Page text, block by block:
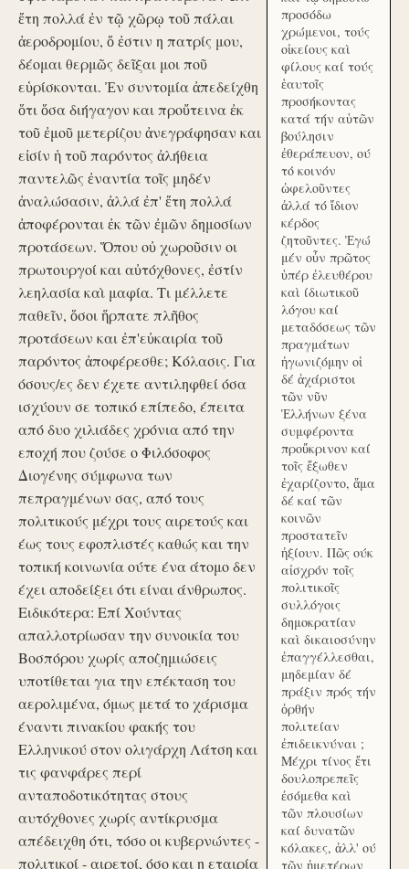
ἔτη πολλά ἐν τῷ χῶρῳ τοῦ πάλαι
ἀεροδρομίου, ὅ ἐστιν η πατρίς μου,
δέομαι θερμῶς δεῖξαι μοι ποῦ
εὑρίσκονται. Ἐν συντομία ἀπεδείχθη
ὅτι ὅσα διήγαγον και προὔτεινα ἐκ
τοῦ ἐμοῦ μετερίζου ἀνεγράφησαν και
εἰσίν ἡ τοῦ παρόντος ἀλήθεια
παντελῶς ἐναντία τοῖς μηδέν
ἀναλώσασιν, ἀλλά ἐπ' ἔτη πολλά
ἀποφέρονται ἐκ τῶν ἐμῶν δημοσίων
προτάσεων. Ὅπου οὐ χωροῦσιν οι
πρωτουργοί και αὐτόχθονες, ἐστίν
λεηλασία καὶ μαφία. Τι μέλλετε
παθεῖν, ὅσοι ἥρπατε πλῆθος
προτάσεων και ἐπ'εὐκαιρία τοῦ
παρόντος ἀποφέρεσθε; Κόλασις. Για
όσους/ες δεν έχετε αντιληφθεί όσα
ισχύουν σε τοπικό επίπεδο, έπειτα
από δυο χιλιάδες χρόνια από την
εποχή που ζούσε ο Φιλόσοφος
Διογένης σύμφωνα των
πεπραγμένων σας, από τους
πολιτικούς μέχρι τους αιρετούς και
έως τους εφοπλιστές καθώς και την
τοπική κοινωνία ούτε ένα άτομο δεν
έχει αποδείξει ότι είναι άνθρωπος.
Ειδικότερα: Επί Χούντας
απαλλοτρίωσαν την συνοικία του
Βοσπόρου χωρίς αποζημιώσεις
υποτίθεται για την επέκταση του
αερολιμένα, όμως μετά το χάρισμα
έναντι πινακίου φακής του
Ελληνικού στον ολιγάρχη Λάτση και
τις φανφάρες περί
ανταποδοτικότητας στους
αυτόχθονες χωρίς αντίκρυσμα
απέδειχθη ότι, τόσο οι κυβερνώντες -
πολιτικοί - αιρετοί, όσο και η εταιρία
προσόδω
χρώμενοι, τούς
οἰκείους καὶ
φίλους καί τούς
ἑαυτοῖς
προσήκοντας
κατά τήν αὑτῶν
βούλησιν
ἐθεράπευον, ού
τό κοινόν
ὠφελοῦντες
ἀλλά τό ἴδιον
κέρδος
ζητοῦντες. Ἐγώ
μέν οὖν πρῶτος
ὑπέρ ἐλευθέρου
καὶ ίδιωτικοῦ
λόγου καί
μεταδόσεως τῶν
πραγμάτων
ἠγωνιζόμην οἱ
δέ ἀχάριστοι
τῶν νῦν
Ἑλλήνων ξένα
συμφέροντα
προὔκρινον καί
τοῖς ἔξωθεν
ἐχαρίζοντο, ἅμα
δέ καί τῶν
κοινῶν
προστατεῖν
ἠξίουν. Πῶς ούκ
αἰσχρόν τοῖς
πολιτικοῖς
συλλόγοις
δημοκρατίαν
καὶ δικαιοσύνην
ἐπαγγέλλεσθαι,
μηδεμίαν δέ
πράξιν πρός τήν
ὀρθήν
πολιτείαν
ἐπιδεικνύναι ;
Μέχρι τίνος ἔτι
δουλοπρεπεῖς
ἐσόμεθα καὶ
τῶν πλουσίων
καί δυνατῶν
κόλακες, ἀλλ' ού
τῶν ἡμετέρων